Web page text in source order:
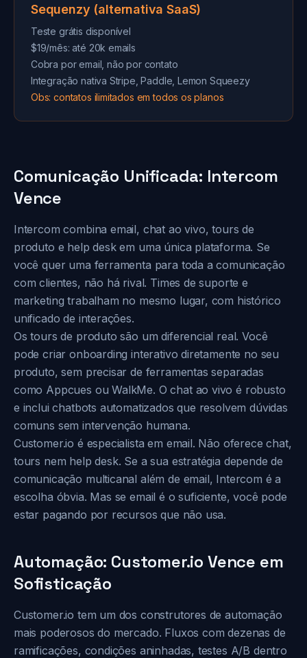
Sequenzy (alternativa SaaS)
Teste grátis disponível
$19/mês: até 20k emails
Cobra por email, não por contato
Integração nativa Stripe, Paddle, Lemon Squeezy
Obs: contatos ilimitados em todos os planos
Comunicação Unificada: Intercom
Vence
Intercom combina email, chat ao vivo, tours de
produto e help desk em uma única plataforma. Se
você quer uma ferramenta para toda a comunicação
com clientes, não há rival. Times de suporte e
marketing trabalham no mesmo lugar, com histórico
unificado de interações.
Os tours de produto são um diferencial real. Você
pode criar onboarding interativo diretamente no seu
produto, sem precisar de ferramentas separadas
como Appcues ou WalkMe. O chat ao vivo é robusto
e inclui chatbots automatizados que resolvem dúvidas
comuns sem intervenção humana.
Customer.io é especialista em email. Não oferece chat,
tours nem help desk. Se a sua estratégia depende de
comunicação multicanal além de email, Intercom é a
escolha óbvia. Mas se email é o suficiente, você pode
estar pagando por recursos que não usa.
Automação: Customer.io Vence em
Sofisticação
Customer.io tem um dos construtores de automação
mais poderosos do mercado. Fluxos com dezenas de
ramificações, condições aninhadas, testes A/B dentro